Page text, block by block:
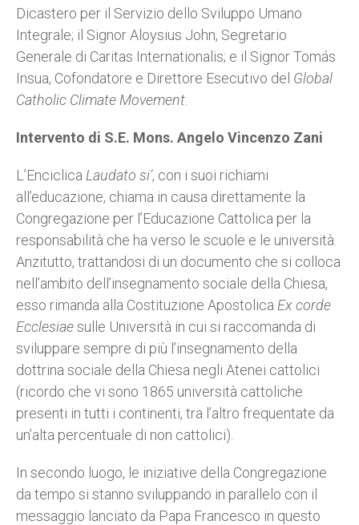
Dicastero per il Servizio dello Sviluppo Umano
Integrale; il Signor Aloysius John, Segretario
Generale di Caritas Internationalis; e il Signor Tomás
Insua, Cofondatore e Direttore Esecutivo del Global
Catholic Climate Movement
Intervento di S.E. Mons. Angelo Vincenzo Zani
L’Enciclica Laudato si’, con i suoi richiami
all’educazione, chiama in causa direttamente la
Congregazione per l’Educazione Cattolica per la
responsabilità che ha verso le scuole e le università.
Anzitutto, trattandosi di un documento che si colloca
nell’ambito dell’insegnamento sociale della Chiesa,
esso rimanda alla Costituzione Apostolica Ex corde
Ecclesiaesulle Università in cui si raccomanda di
sviluppare sempre di più l’insegnamento della
dottrina sociale della Chiesa negli Atenei cattolici
(ricordo che vi sono 1865 università cattoliche
presenti in tutti i continenti, tra l’altro frequentate da
un’alta percentuale di non cattolici).
In secondo luogo, le iniziative della Congregazione
da tempo si stanno sviluppando in parallelo con il
messaggio lanciato da Papa Francesco in questo